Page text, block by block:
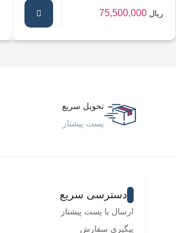
75,500,000 ریال
تحویل سریع
پست پیشتاز
دسترسی سریع
ارسال با پست پیشتاز
پیگیری سفارش